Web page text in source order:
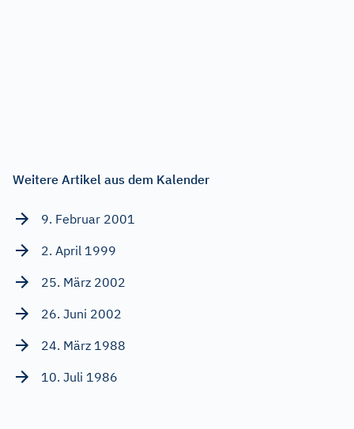
Weitere Artikel aus dem Kalender
9. Februar 2001
2. April 1999
25. März 2002
26. Juni 2002
24. März 1988
10. Juli 1986